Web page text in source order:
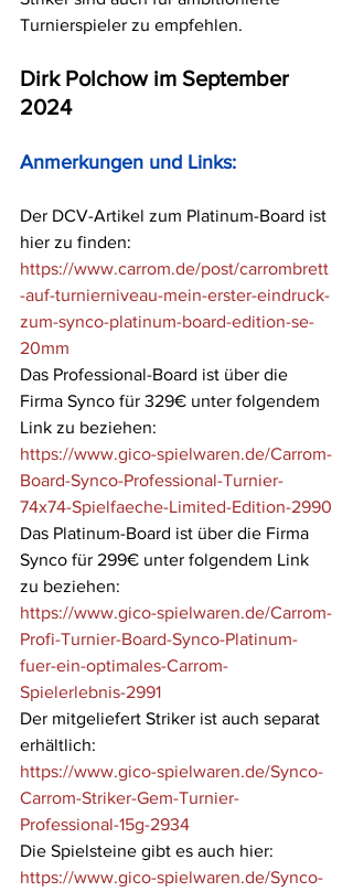
Turnierspieler zu empfehlen.
Dirk Polchow im September
2024
Anmerkungen und Links:
Der DCV-Artikel zum Platinum-Board ist
hier zu finden:
https://www.carrom.de/post/carrombrett
-auf-turnierniveau-mein-erster-eindruck-
zum-synco-platinum-board-edition-se-
20mm
Das Professional-Board ist über die
Firma Synco für 329€ unter folgendem
Link zu beziehen:
https://www.gico-spielwaren.de/Carrom-
Board-Synco-Professional-Turnier-
74x74-Spielfaeche-Limited-Edition-2990
Das Platinum-Board ist über die Firma
Synco für 299€ unter folgendem Link
zu beziehen:
https://www.gico-spielwaren.de/Carrom-
Profi-Turnier-Board-Synco-Platinum-
fuer-ein-optimales-Carrom-
Spielerlebnis-2991
Der mitgeliefert Striker ist auch separat
erhältlich:
https://www.gico-spielwaren.de/Synco-
Carrom-Striker-Gem-Turnier-
Professional-15g-2934
Die Spielsteine gibt es auch hier:
https://www.gico-spielwaren.de/Synco-